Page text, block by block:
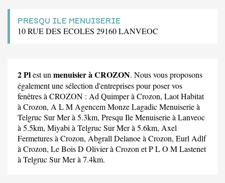
PRESQU ILE MENUISERIE
10 RUE DES ECOLES 29160 LANVEOC
2 Plest un menuisier à CROZON. Nous vous proposons
également une sélection d'entreprises pour poser vos
fenêtres à CROZON : Ad Quimperà Crozon, Laot Habitat
à Crozon, A L M Agencem Monze Lagadic Menuiserieà
Telgruc Sur Mer à 5.3km, Presqu Ile Menuiserieà Lanveoc
à 5.5km, Miyabi à Telgruc Sur Mer à 5.6km, Axel
Fermeturesà Crozon, Abgrall Delanoeà Crozon, Eurl Adlf
à Crozon, Le Bois D Olivierà Crozon etP L O M Lastenet
à Telgruc Sur Mer à 7.4km.